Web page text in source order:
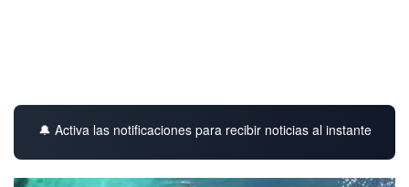
🔔 Activa las notificaciones para recibir noticias al instante